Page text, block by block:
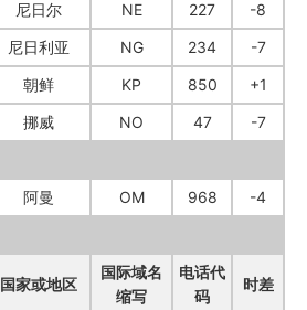
尼日尔 NE 227
-8
尼日利亚 NG 234
-7
朝鲜 KP 850
+1
挪威 NO 47 -7
阿曼 OM 968 -4
国家或地区
国际域名
缩写
电话代
码
时差